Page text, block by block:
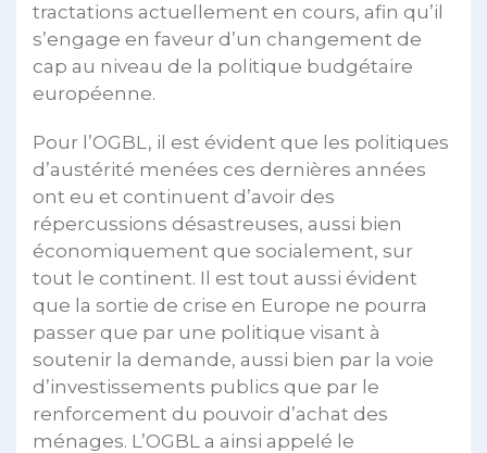
tractations actuellement en cours, afin qu’il
s’engage en faveur d’un changement de
cap au niveau de la politique budgétaire
européenne.
Pour l’OGBL, il est évident que les politiques
d’austérité menées ces dernières années
ont eu et continuent d’avoir des
répercussions désastreuses, aussi bien
économiquement que socialement, sur
tout le continent. Il est tout aussi évident
que la sortie de crise en Europe ne pourra
passer que par une politique visant à
soutenir la demande, aussi bien par la voie
d’investissements publics que par le
renforcement du pouvoir d’achat des
ménages. L’OGBL a ainsi appelé le